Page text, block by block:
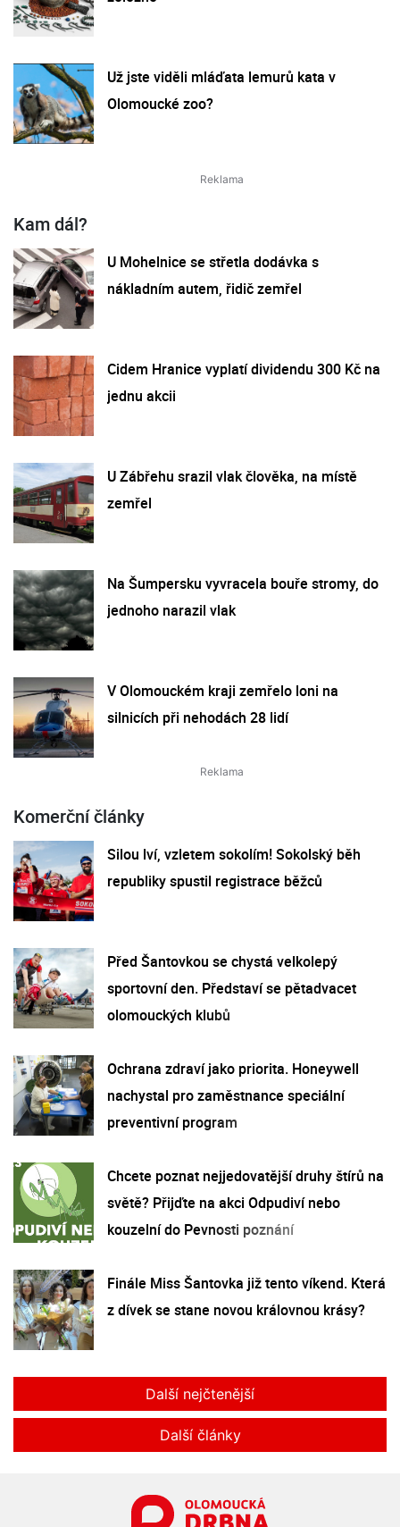
Už jste viděli mláďata lemurů kata v
Olomoucké zoo?
Kam dál?
U Mohelnice se střetla dodávka s
nákladním autem, řidič zemřel
Cidem Hranice vyplatí dividendu 300 Kč na
jednu akcii
U Zábřehu srazil vlak člověka, na místě
zemřel
Na Šumpersku vyvracela bouře stromy, do
jednoho narazil vlak
V Olomouckém kraji zemřelo loni na
silnicích při nehodách 28 lidí
Komerční články
Silou lví, vzletem sokolím! Sokolský běh
republiky spustil registrace běžců
Před Šantovkou se chystá velkolepý
sportovní den. Představí se pětadvacet
olomouckých klubů
Ochrana zdraví jako priorita. Honeywell
nachystal pro zaměstnance speciální
preventivní program
Chcete poznat nejjedovatější druhy štírů na
světě? Přijďte na akci Odpudiví nebo
kouzelní do Pevnosti poznání
Finále Miss Šantovka již tento víkend. Která
z dívek se stane novou královnou krásy?
Další nejčtenější
Další články